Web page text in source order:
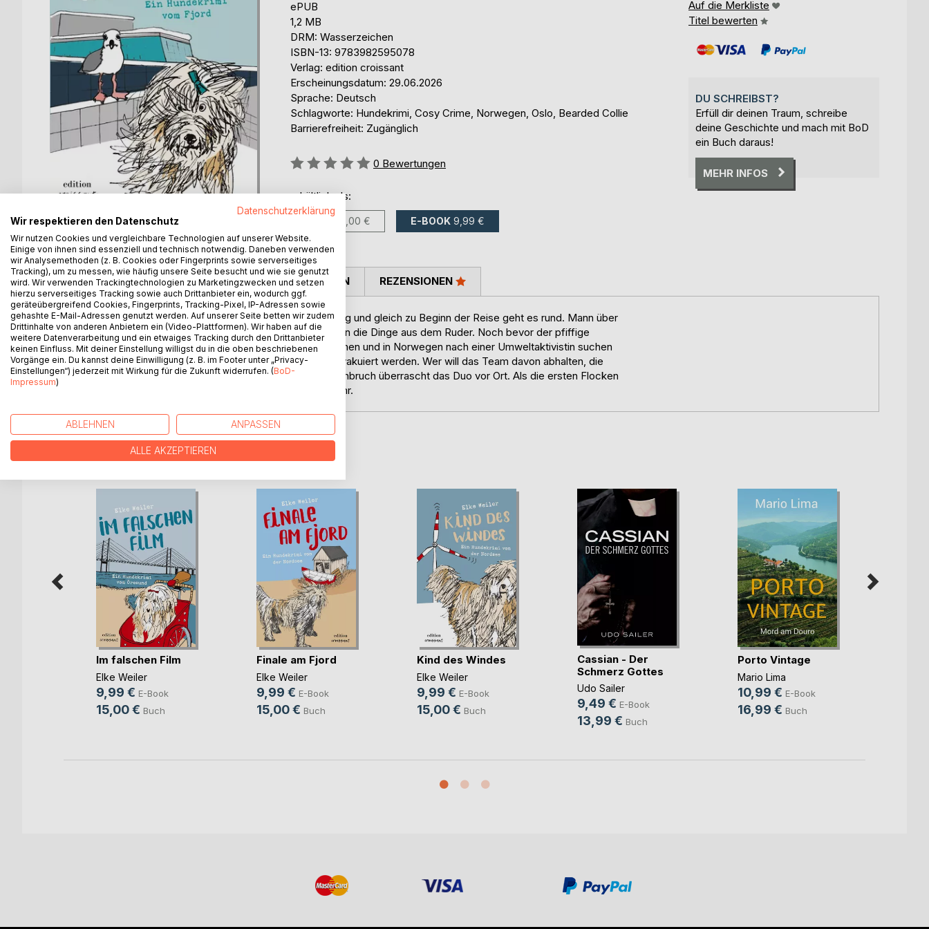
ePUB
1,2 MB
DRM: Wasserzeichen
ISBN-13: 9783982595078
Verlag: edition croissant
Erscheinungsdatum: 29.06.2026
Sprache: Deutsch
Schlagworte: Hundekrimi, Cosy Crime, Norwegen, Oslo, Bearded Collie
Barrierefreiheit: Zugänglich
Bewertung::
0 Bewertungen
erhältlich als:
15,00 € E-BOOK 9,99 €
Auf die Merkliste
Titel bewerten
DU SCHREIBST?
Erfüll dir deinen Traum, schreibe
deine Geschichte und mach mit BoD
ein Buch daraus!
MEHR INFOS
BESCHREIBUNG
Julchen ermittelt in Oslo. Es ist ihr zweiter offizieller Auftrag und gleich zu Beginn der Reise geht es rund. Mann über
Bord! Auf der Fähre zwischen Kopenhagen und Oslo laufen die Dinge aus dem Ruder. Noch bevor der pfiffige
Bearded Collie nebst Assistentin die Ermittlungen aufnehmen und in Norwegen nach einer Umweltaktivistin suchen
kann. Bei den Recherchen in Oslo muss sogar die Oper evakuiert werden. Wer will das Team davon abhalten, die
untergetauchte Freya zu treffen? Ein frühzeitiger Wintereinbruch überrascht das Duo vor Ort. Als die ersten Flocken
fallen, sieht Julchen vor lauter Weiß den Eisberg nicht mehr.
AUTOR/IN PRESSESTIMMEN REZENSIONEN
WEITERE TITEL BEIBoD
Im falschen Film
Elke Weiler
9,99 € E-Book
15,00 € Buch
Finale am Fjord
Elke Weiler
9,99 € E-Book
15,00 € Buch
Kind des Windes
Elke Weiler
9,99 € E-Book
15,00 € Buch
Cassian - Der
Schmerz Gottes
Udo Sailer
9,49 € E-Book
13,99 € Buch
Porto Vintage
Mario Lima
10,99 € E-Book
16,99 € Buch
Datenschutzerklärung
Wir respektieren den Datenschutz
Wir nutzen Cookies und vergleichbare Technologien auf unserer Website.
Einige von ihnen sind essenziell und technisch notwendig. Daneben verwenden
wir Analysemethoden (z. B. Cookies oder Fingerprints sowie serverseitiges
Tracking), um zu messen, wie häufig unsere Seite besucht und wie sie genutzt
wird. Wir verwenden Trackingtechnologien zu Marketingzwecken und setzen
hierzu serverseitiges Tracking sowie auch Drittanbieter ein, wodurch ggf.
geräteübergreifend Cookies, Fingerprints, Tracking-Pixel, IP-Adressen sowie
gehashte E-Mail-Adressen genutzt werden. Auf unserer Seite betten wir zudem
Drittinhalte von anderen Anbietern ein (Video-Plattformen). Wir haben auf die
weitere Datenverarbeitung und ein etwaiges Tracking durch den Drittanbieter
keinen Einfluss. Mit deiner Einstellung willigst du in die oben beschriebenen
Vorgänge ein. Du kannst deine Einwilligung (z. B. im Footer unter „Privacy-
Einstellungen“) jederzeit mit Wirkung für die Zukunft widerrufen. (BoD-
Impressum)
ABLEHNEN ANPASSEN
ALLE AKZEPTIEREN